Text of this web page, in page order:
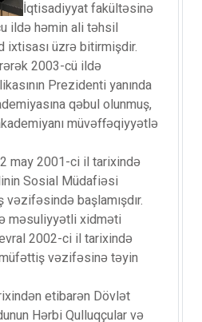
İqtisadiyyat fakültəsinə
ildə həmin ali təhsil
üzrə bitirmişdir.
2003-cü ildə
Prezidenti yanında
qəbul olunmuş,
müvəffəqiyyətlə
may 2001-ci il tarixində
Sosial Müdafiəsi
başlamışdır.
məsuliyyətli xidməti
2002-ci il tarixində
vəzifəsinə təyin
etibarən Dövlət
Hərbi Qulluqçular və